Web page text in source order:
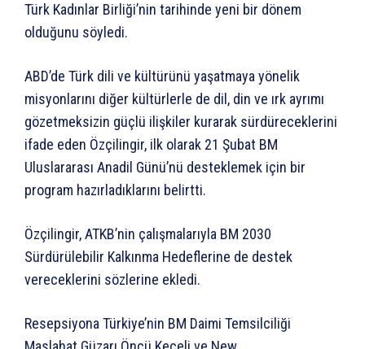
Türk Kadınlar Birliği’nin tarihinde yeni bir dönem
olduğunu söyledi.
ABD’de Türk dili ve kültürünü yaşatmaya yönelik
misyonlarını diğer kültürlerle de dil, din ve ırk ayrımı
gözetmeksizin güçlü ilişkiler kurarak sürdüreceklerini
ifade eden Özçilingir, ilk olarak 21 Şubat BM
Uluslararası Anadil Günü’nü desteklemek için bir
program hazırladıklarını belirtti.
Özçilingir, ATKB’nin çalışmalarıyla BM 2030
Sürdürülebilir Kalkınma Hedeflerine de destek
vereceklerini sözlerine ekledi.
Resepsiyona Türkiye’nin BM Daimi Temsilciliği